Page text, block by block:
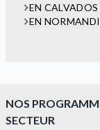
EN CALVADOS
EN
NOS
SECTEUR